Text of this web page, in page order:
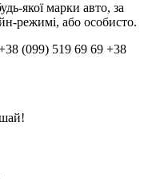
якої марки авто, за
режимі, або особисто.
(099) 519 69 69 +38